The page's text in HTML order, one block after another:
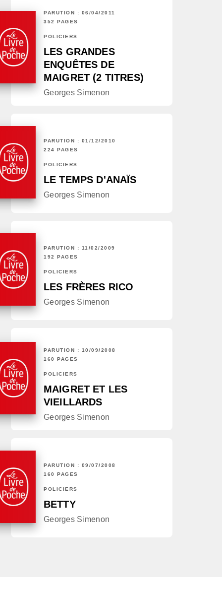
PARUTION : 06/04/2011
352 PAGES
POLICIERS
LES GRANDES
ENQUÊTES DE
MAIGRET (2 TITRES)
Georges Simenon
PARUTION : 01/12/2010
224 PAGES
POLICIERS
LE TEMPS D'ANAÏS
Georges Simenon
PARUTION : 11/02/2009
192 PAGES
POLICIERS
LES FRÈRES RICO
Georges Simenon
PARUTION : 10/09/2008
160 PAGES
POLICIERS
MAIGRET ET LES
VIEILLARDS
Georges Simenon
PARUTION : 09/07/2008
160 PAGES
POLICIERS
BETTY
Georges Simenon